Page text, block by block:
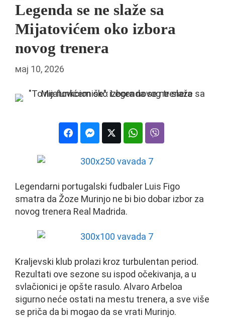
Legenda se ne slaže sa
Mijatovićem oko izbora
novog trenera
мај 10, 2026
Legendarni portugalski fudbaler Luis Figo
smatra da Žoze Murinjo ne bi bio dobar izbor za
novog trenera Real Madrida.
Kraljevski klub prolazi kroz turbulentan period.
Rezultati ove sezone su ispod očekivanja, a u
svlačionici je opšte rasulo. Alvaro Arbeloa
sigurno neće ostati na mestu trenera, a sve više
se priča da bi mogao da se vrati Murinjo.